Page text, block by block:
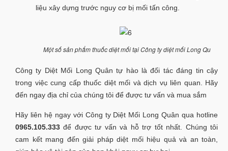
liệu xây dựng trước nguy cơ bị mối tấn công.
Một số sản phẩm thuốc diệt mối tại Công ty diệt mối Long Qu
Công ty Diệt Mối Long Quân tự hào là đối tác đáng tin cậy
trong việc cung cấp thuốc diệt mối và dịch vụ liên quan. Hãy
đến ngay địa chỉ của chúng tôi để được tư vấn và mua sắm
Hãy liên hệ ngay với Công ty Diệt Mối Long Quân qua hotline
0965.105.333 để được tư vấn và hỗ trợ tốt nhất. Chúng tôi
cam kết mang đến giải pháp diệt mối hiệu quả và an toàn,